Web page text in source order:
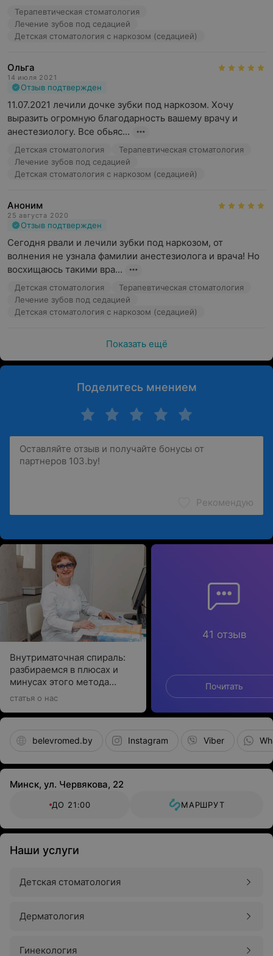
В «Белевромед» приём ведут анестезиологи высшей
категории, члены Европейского общества
анестезиологов, кандидаты медицинских наук.
В нашем центре используется методика внутривенного
наркоза препаратом с действующим веществом
пропофол (пр-во Германия). Это обеспечивает
глубокий медицинский сон на время манипуляции,
отсутствие болевых ощущений и полное
восстановление сознания за 15–40 минут без
остаточной сонливости и недомогания.
При каких причинах рекоменудется прибегать к
Страх медицинских манипуляций
Боязнь стоматологов (стоматофобия)
Особые пациенты (ДЦП, аутизм, панические атаки)
Что входит в лечение под наркозом в «Белевромед»:
Беседа с анестезиологом
Выбор метода премедикации
Установка внутривенного катетера
Проведение анестезии
Отслеживание всех жизненно важных параметров
(дыхание, кровообращение) во время анестезии
Пробуждение
Послеоперационное наблюдение
Терапевтическая стоматология
Лечение зубов под седацией
Детская стоматология с наркозом (седацией)
Ольга
14 июля 2021
Отзыв подтвержден
11.07.2021 лечили дочке зубки под наркозом. Хочу
выразить огромную благодарность вашему врачу и
анестезиологу. Все обьяс...
Детская стоматология
Терапевтическая стоматология
Лечение зубов под седацией
Детская стоматология с наркозом (седацией)
Аноним
25 августа 2020
Отзыв подтвержден
Сегодня рвали и лечили зубки под наркозом, от
волнения не узнала фамилии анестезиолога и врача! Но
восхищаюсь такими вра...
Детская стоматология
Терапевтическая стоматология
Лечение зубов под седацией
Детская стоматология с наркозом (седацией)
Показать ещё
Поделитесь мнением
Рекомендую
Внутриматочная спираль:
разбираемся в плюсах и
минусах этого метода
контрацепции
статья о нас
41 отзыв
Почитать
belevromed.by Instagram Viber
Минск, ул. Червякова, 22
ДО 21:00 МАРШРУТ
Наши услуги
Детская стоматология
Дерматология
Гинекология